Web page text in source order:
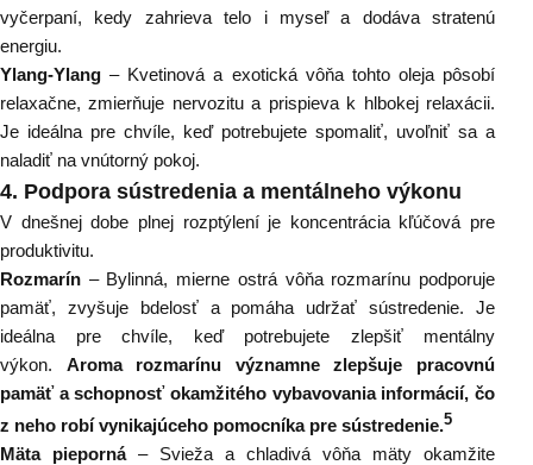
vyčerpaní, kedy zahrieva telo i myseľ a dodáva stratenú
energiu.
Ylang-Ylang – Kvetinová a exotická vôňa tohto oleja pôsobí
relaxačne, zmierňuje nervozitu a prispieva k hlbokej relaxácii.
Je ideálna pre chvíle, keď potrebujete spomaliť, uvoľniť sa a
naladiť na vnútorný pokoj.
4. Podpora sústredenia a mentálneho výkonu
V dnešnej dobe plnej rozptýlení je koncentrácia kľúčová pre
produktivitu.
Rozmarín – Bylinná, mierne ostrá vôňa rozmarínu podporuje
pamäť, zvyšuje bdelosť a pomáha udržať sústredenie. Je
ideálna pre chvíle, keď potrebujete zlepšiť mentálny
výkon.
Aroma rozmarínu významne zlepšuje pracovnú
pamäť a schopnosť okamžitého vybavovania informácií, čo
z neho robí vynikajúceho pomocníka pre sústredenie.5
Mäta pieporná – Svieža a chladivá vôňa mäty okamžite